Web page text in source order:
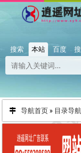
搜索 本站 百度
导航首页 » 目录导航